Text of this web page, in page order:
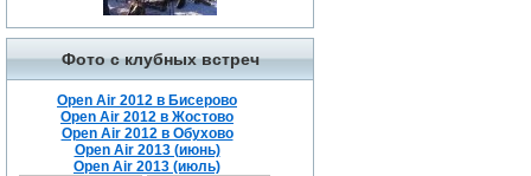
Фото с клубных встреч
Open Air 2012 в Бисерово
Open Air 2012 в Жостово
Open Air 2012 в Обухово
Open Air 2013 (июнь)
Open Air 2013 (июль)